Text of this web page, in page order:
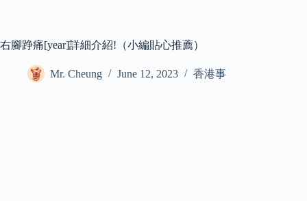
右腳踭痛[year]詳細介紹!（小編貼心推薦）
Mr. Cheung June 12, 2023 香港事